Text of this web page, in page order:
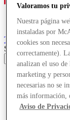
TroyesDesigner
Search input
Ofertas
Tiendas
Planifica tu
¿Qué pasa?
Valoramos tu
Nuestra página
instaladas por
cookies son
correctamente).
analizan el uso de
marketing y
necesarias no se
más información,
Aviso de